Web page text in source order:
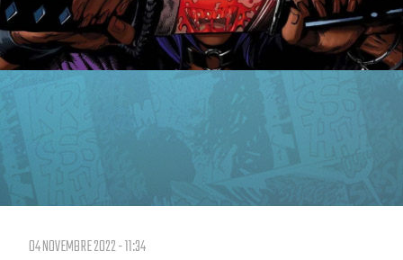
04 NOVEMBRE 2022 - 11:34